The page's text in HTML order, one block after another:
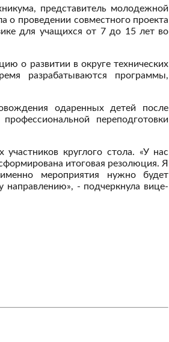
представитель молодежной
о проведении совместного проекта
для учащихся от 7 до 15 лет во
о развитии в округе технических
разрабатываются программы,
одаренных детей после
переподготовки
круглого стола. «У нас
итоговая резолюция. Я
мероприятия нужно будет
- подчеркнула вице-